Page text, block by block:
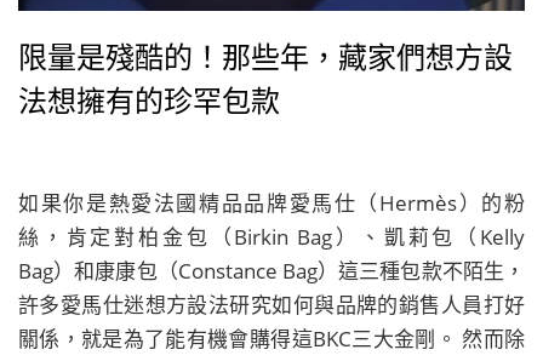
限量是殘酷的！那些年，藏家們想方設
法想擁有的珍罕包款
如果你是熱愛法國精品品牌愛馬仕（Hermès）的粉
絲，肯定對柏金包（Birkin Bag）、凱莉包（Kelly
Bag）和康康包（Constance Bag）這三種包款不陌生，
許多愛馬仕迷想方設法研究如何與品牌的銷售人員打好
關係，就是為了能有機會購得這BKC三大金剛。 然而除